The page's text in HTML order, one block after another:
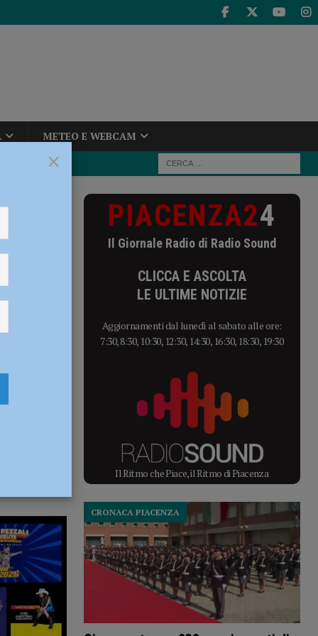
METEO E WEBCAM
PIACENZA24
Il Giornale Radio di Radio Sound
CLICCA E ASCOLTA
LE ULTIME NOTIZIE
Aggiornamenti dal lunedì al sabato alle ore:
7:30, 8:30, 10:30, 12:30, 14:30, 16:30, 18:30, 19:30
Il Ritmo che Piace, il Ritmo di Piacenza
CRONACA PIACENZA
×